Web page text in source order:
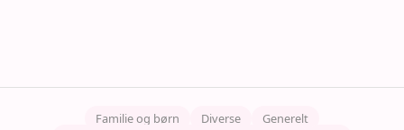
Familie og børn Diverse
Generelt